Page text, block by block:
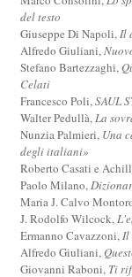
del testo
Giuseppe Di Napoli,Il
Alfredo Giuliani,
Stefano Bartezzaghi,
Celati
Francesco Poli,SAUL
Walter Pedullà,La
Nunzia Palmieri, Una
degli italiani»
Roberto Casati e
Paolo Milano,
Maria J. Calvo
J. Rodolfo Wilcock,
Ermanno Cavazzoni,Il
Alfredo Giuliani,
Giovanni Raboni, Ti